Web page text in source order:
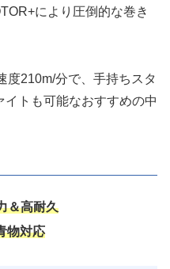
により圧倒的な巻き
度210m/分で、手持ちスタ
トも可能なおすすめの中
＆高耐久
物対応